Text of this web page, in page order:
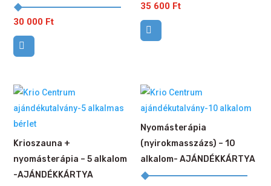
30 000 Ft
35 600 Ft
Krioszauna +
nyomásterápia – 5 alkalom
-AJÁNDÉKKÁRTYA
Nyomásterápia
(nyirokmasszázs) – 10
alkalom- AJÁNDÉKKÁRTYA